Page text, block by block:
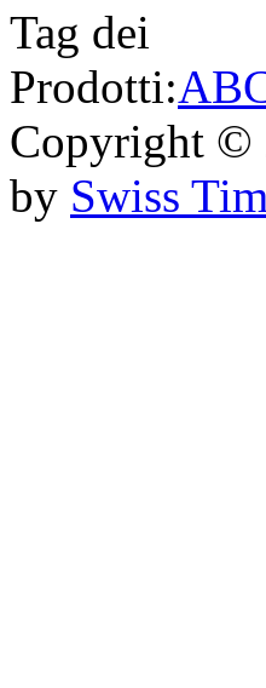
Tag dei
Prodotti:AB
Copyright ©
by Swiss